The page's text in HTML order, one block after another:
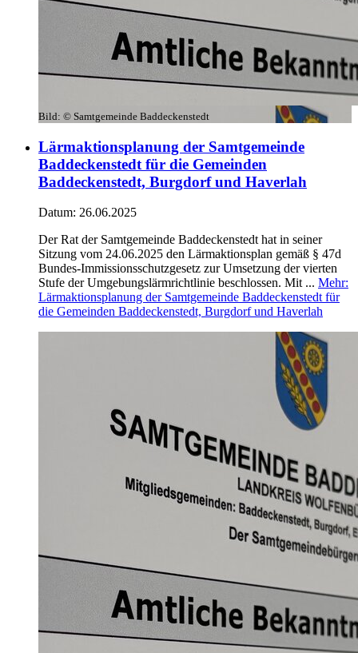
Bild: © Samtgemeinde Baddeckenstedt
Lärmaktionsplanung der Samtgemeinde
Baddeckenstedt für die Gemeinden
Baddeckenstedt, Burgdorf und Haverlah
Datum: 26.06.2025
Der Rat der Samtgemeinde Baddeckenstedt hat in seiner
Sitzung vom 24.06.2025 den Lärmaktionsplan gemäß § 47d
Bundes-Immissionsschutzgesetz zur Umsetzung der vierten
Stufe der Umgebungslärmrichtlinie beschlossen. Mit ... Mehr:
Lärmaktionsplanung der Samtgemeinde Baddeckenstedt für
die Gemeinden Baddeckenstedt, Burgdorf und Haverlah